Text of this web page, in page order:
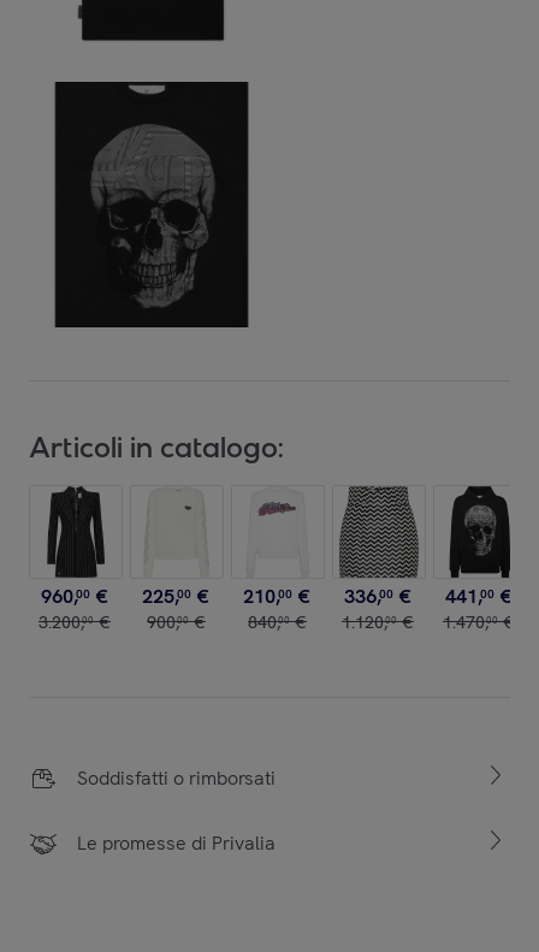
Articoli in catalogo:
960,00 €
3.200,00 €
225,00 €
900,00 €
210,00 €
840,00 €
336,00 €
1.120,00 €
441,00 €
1.470,00 €
Soddisfatti o rimborsati
Le promesse di Privalia